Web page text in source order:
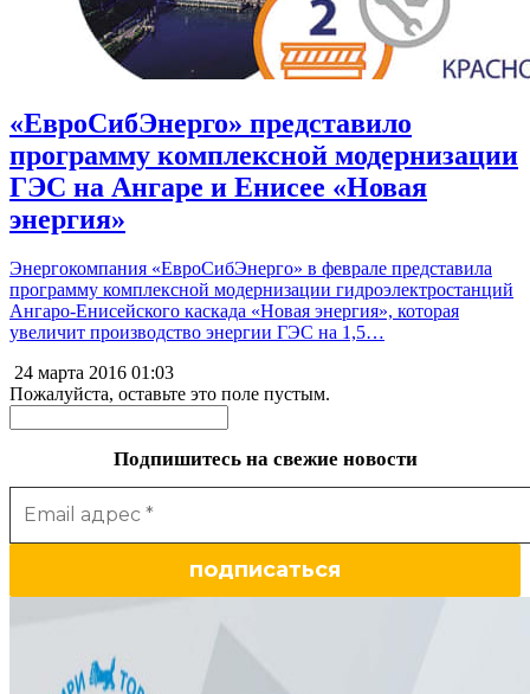
«ЕвроСибЭнерго» представило
программу комплексной модернизации
ГЭС на Ангаре и Енисее «Новая
энергия»
Энергокомпания «ЕвроСибЭнерго» в феврале представила
программу комплексной модернизации гидроэлектростанций
Ангаро-Енисейского каскада «Новая энергия», которая
увеличит производство энергии ГЭС на 1,5…
24 марта 2016 01:03
Пожалуйста, оставьте это поле пустым.
Подпишитесь на свежие новости